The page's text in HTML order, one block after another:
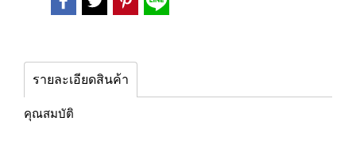
รายละเอียดสินค้า
คุณสมบัติ